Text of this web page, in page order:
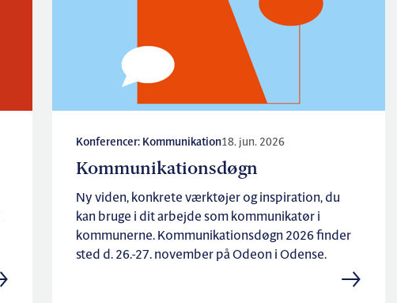
Konferencer: Kommunikation18. jun. 2026
Kommunikationsdøgn
Ny viden, konkrete værktøjer og inspiration, du
kan bruge i dit arbejde som kommunikatør i
kommunerne. Kommunikationsdøgn 2026 finder
sted d. 26.-27. november på Odeon i Odense.